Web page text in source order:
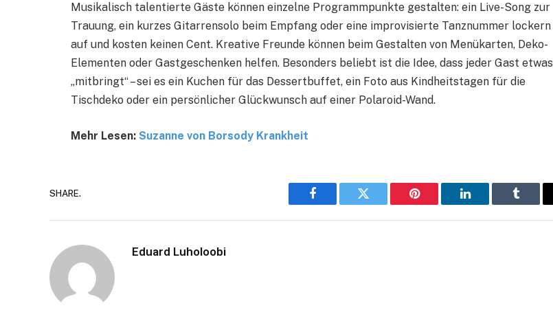
Musikalisch talentierte Gäste können einzelne Programmpunkte gestalten: ein Live-Song zur
Trauung, ein kurzes Gitarrensolo beim Empfang oder eine improvisierte Tanznummer lockern
auf und kosten keinen Cent. Kreative Freunde können beim Gestalten von Menükarten, Deko-
Elementen oder Gastgeschenken helfen. Besonders beliebt ist die Idee, dass jeder Gast etwas
„mitbringt“ – sei es ein Kuchen für das Dessertbuffet, ein Foto aus Kindheitstagen für die
Tischdeko oder ein persönlicher Glückwunsch auf einer Polaroid-Wand.
Mehr Lesen: Suzanne von Borsody Krankheit
SHARE.
Facebook Twitter Pinterest LinkedIn Tumblr
Eduard Luholoobi